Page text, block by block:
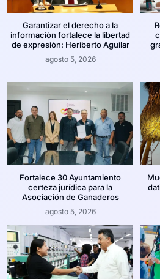
Garantizar el derecho a la
información fortalece la libertad
de expresión: Heriberto Aguilar
agosto 5, 2026
Fortalece 30 Ayuntamiento
certeza jurídica para la
Asociación de Ganaderos
agosto 5, 2026